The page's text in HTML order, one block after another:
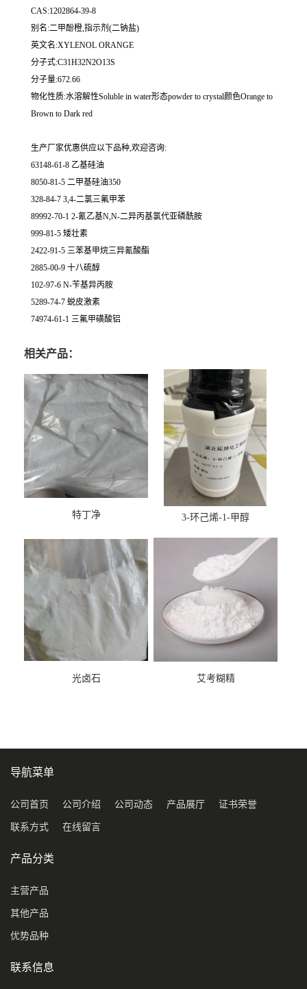
CAS:1202864-39-8
别名:二甲酚橙,指示剂(二钠盐)
英文名:XYLENOL ORANGE
分子式:C31H32N2O13S
分子量:672.66
物化性质:水溶解性Soluble in water形态powder to crystal颜色Orange to
Brown to Dark red
生产厂家优惠供应以下品种,欢迎咨询:
63148-61-8 乙基硅油
8050-81-5 二甲基硅油350
328-84-7 3,4-二氯三氟甲苯
89992-70-1 2-氰乙基N,N-二异丙基氯代亚磷酰胺
999-81-5 矮壮素
2422-91-5 三苯基甲烷三异氰酸酯
2885-00-9 十八硫醇
102-97-6 N-苄基异丙胺
5289-74-7 蜕皮激素
74974-61-1 三氟甲磺酸铝
相关产品：
特丁净 3-环己烯-1-甲醇
光卤石 艾考糊精
导航菜单
公司首页 公司介绍 公司动态 产品展厅 证书荣誉
联系方式 在线留言
产品分类
主营产品
其他产品
优势品种
联系信息